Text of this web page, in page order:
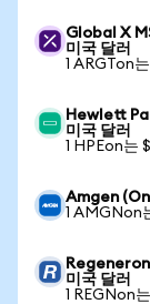
Global X
미국 달러
1 ARGTon
Hewlett
미국 달러
1 HPEon는
Amgen
1 AMGNon
미국 달러
1 REGNon